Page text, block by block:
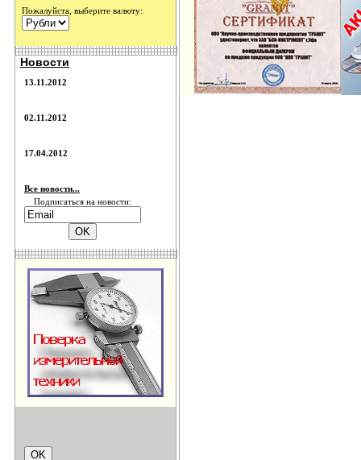
Пожалуйста, выберите валюту:
Новости
13.11.2012
02.11.2012
17.04.2012
Все новости...
Подписаться на новости: